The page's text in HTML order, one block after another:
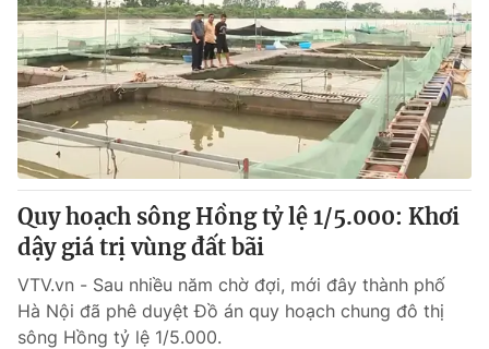
Quy hoạch sông Hồng tỷ lệ 1/5.000: Khơi
dậy giá trị vùng đất bãi
VTV.vn - Sau nhiều năm chờ đợi, mới đây thành phố
Hà Nội đã phê duyệt Đồ án quy hoạch chung đô thị
sông Hồng tỷ lệ 1/5.000.